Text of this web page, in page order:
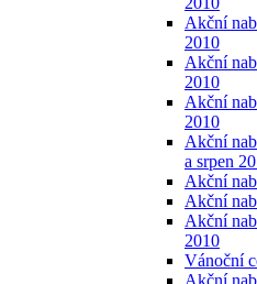
Akční
2010
Akční
2010
Akční
2010
Akční
a srpen
Akční
Akční
Akční
2010
Vánoční
Akční